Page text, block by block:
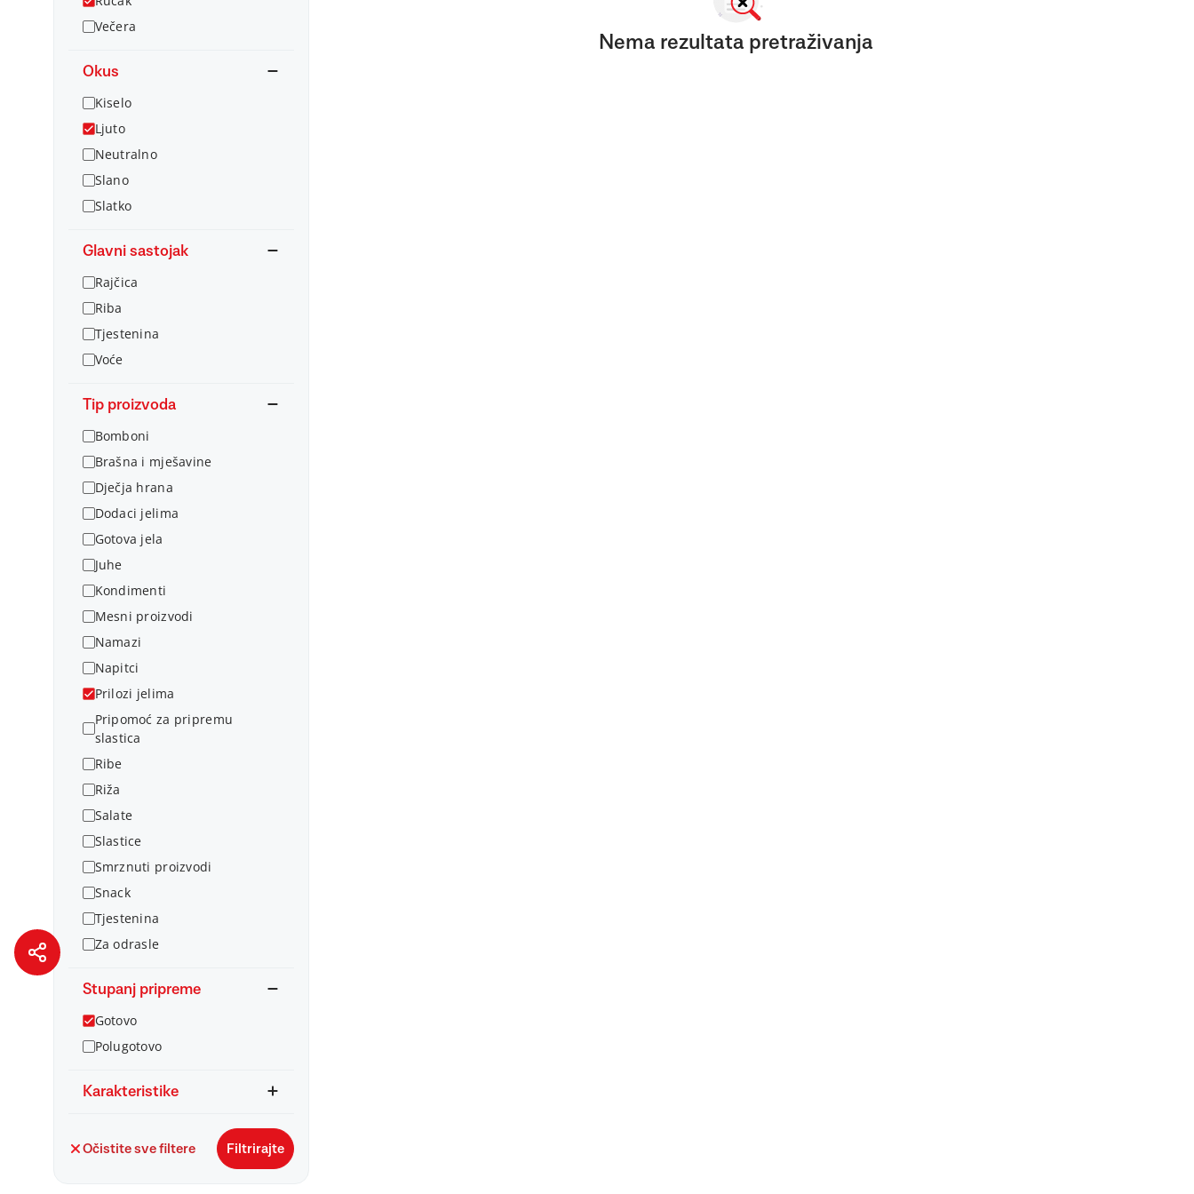
Večera
Okus
Kiselo
Ljuto
Neutralno
Slano
Slatko
Glavni sastojak
Rajčica
Riba
Tjestenina
Voće
Tip proizvoda
Bomboni
Brašna i mješavine
Dječja hrana
Dodaci jelima
Gotova jela
Juhe
Kondimenti
Mesni proizvodi
Namazi
Napitci
Prilozi jelima
Pripomoć za pripremu
slastica
Ribe
Riža
Salate
Slastice
Smrznuti proizvodi
Snack
Tjestenina
Za odrasle
Stupanj pripreme
Gotovo
Polugotovo
Karakteristike
Očistite sve filtere Filtrirajte
Nema rezultata pretraživanja